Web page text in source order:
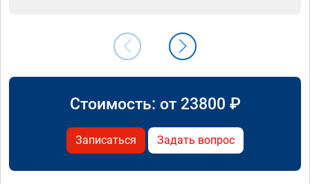
Стоимость: от 23800 ₽
Записаться Задать вопрос